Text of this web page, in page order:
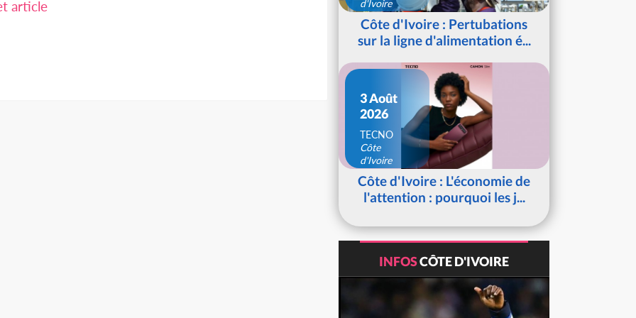
article
d'Ivoire
Côte d'Ivoire : Pertubations
sur la ligne d'alimentation é...
3 Août
2026
TECNO
Côte
d'Ivoire
Côte d'Ivoire : L'économie de
l'attention : pourquoi les j...
INFOSCÔTE D'IVOIRE